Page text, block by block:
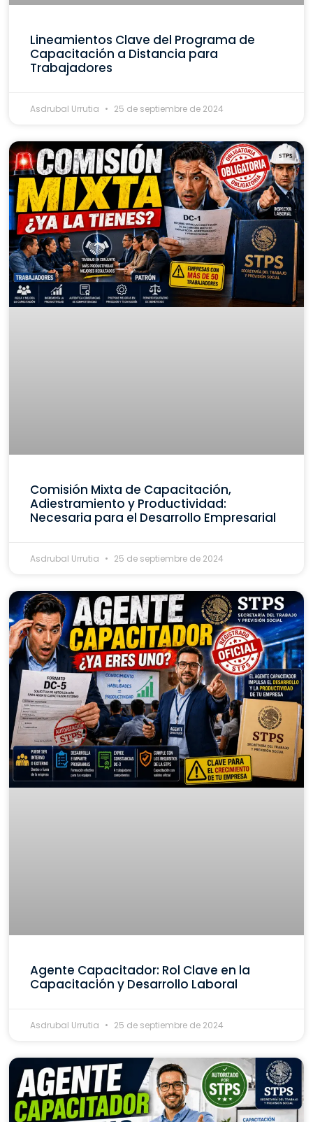
Lineamientos Clave del Programa de
Capacitación a Distancia para
Trabajadores
Asdrubal Urrutia 25 de septiembre de 2024
Comisión Mixta de Capacitación,
Adiestramiento y Productividad:
Necesaria para el Desarrollo Empresarial
Asdrubal Urrutia 25 de septiembre de 2024
Agente Capacitador: Rol Clave en la
Capacitación y Desarrollo Laboral
Asdrubal Urrutia 25 de septiembre de 2024